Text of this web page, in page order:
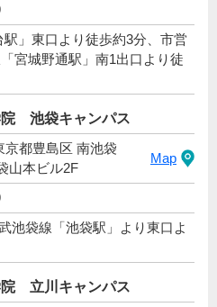
」東口より徒歩約3分、市営
宮城野通駅」南1出口より徒
院 池袋キャンパス
京都豊島区 南池袋
山本ビル2F
Map
池袋線「池袋駅」より東口よ
院 立川キャンパス